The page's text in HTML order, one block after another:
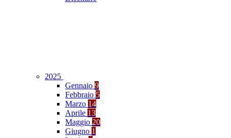
2025
Gennaio 9
Febbraio 5
Marzo 14
Aprile 13
Maggio 20
Giugno 1